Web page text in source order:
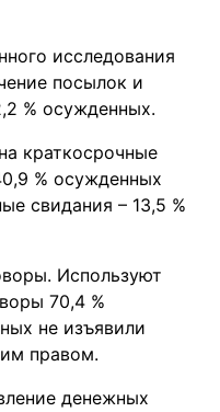
исследования
посылок и
% осужденных.
краткосрочные
% осужденных
свидания – 13,5 %
Используют
70,4 %
не изъявили
правом.
денежных